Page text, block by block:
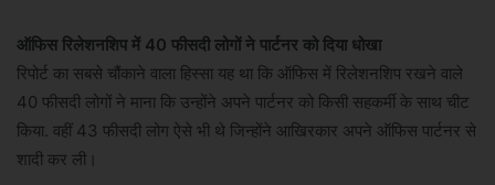
ऑफिस रिलेशनशिप में 40 फीसदी लोगों ने पार्टनर को दिया धोखा
रिपोर्ट का सबसे चौंकाने वाला हिस्सा यह था कि ऑफिस में रिलेशनशिप रखने वाले
40 फीसदी लोगों ने माना कि उन्होंने अपने पार्टनर को किसी सहकर्मी के साथ चीट
किया. वहीं 43 फीसदी लोग ऐसे भी थे जिन्होंने आखिरकार अपने ऑफिस पार्टनर से
शादी कर ली।